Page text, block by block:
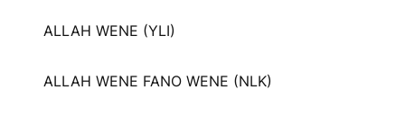
ALLAH WENE (YLI)
ALLAH WENE FANO WENE (NLK)